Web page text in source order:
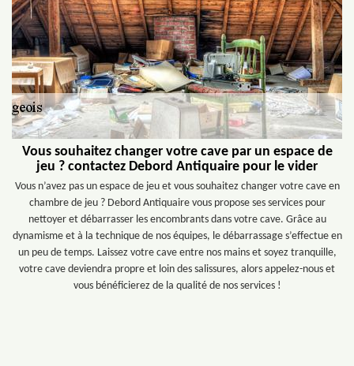
Vous souhaitez changer votre cave par un espace de
jeu ? contactez Debord Antiquaire pour le vider
Vous n’avez pas un espace de jeu et vous souhaitez changer votre cave en
chambre de jeu ? Debord Antiquaire vous propose ses services pour
nettoyer et débarrasser les encombrants dans votre cave. Grâce au
dynamisme et à la technique de nos équipes, le débarrassage s’effectue en
un peu de temps. Laissez votre cave entre nos mains et soyez tranquille,
votre cave deviendra propre et loin des salissures, alors appelez-nous et
vous bénéficierez de la qualité de nos services !